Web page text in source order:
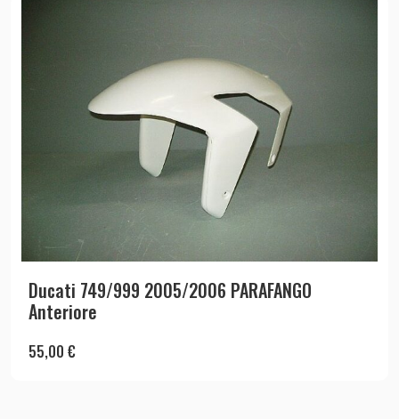
Ducati 749/999 2005/2006 PARAFANGO
Anteriore
55,00 €